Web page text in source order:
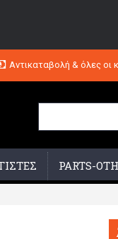
Αντικαταβολή & όλες οι
PARTS-